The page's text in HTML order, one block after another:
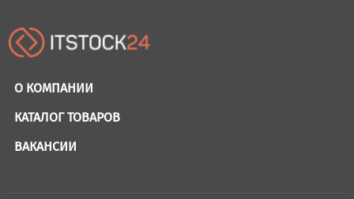
О КОМПАНИИ
КАТАЛОГ ТОВАРОВ
ВАКАНСИИ